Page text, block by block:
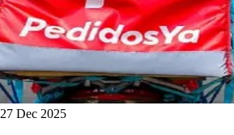
27 Dec 2025